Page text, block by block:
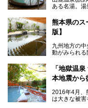
見所を徹底紹
ある名湯。湯
泉質であり
今回は地元九
設・家族風
ご紹介。ぜ
熊本県のス
版】
九州地方の
動がみられる
す。
そんな熊本
泉県でもあり
出すスーパー
をピックアッ
「地獄温
本地震から
2016年4月、
は大きな被害